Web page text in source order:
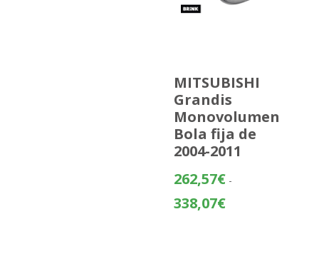
MITSUBISHI
Grandis
Monovolumen
Bola fija de
2004-2011
262,57€ -
338,07€Rango